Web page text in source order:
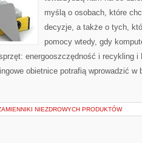
myślą o osobach, które
decyzje, a także o tych,
pomocy wtedy, gdy
energooszczędność i recykling
obietnice potrafią wprowadzić w
NIEZDROWYCH PRODUKTÓW